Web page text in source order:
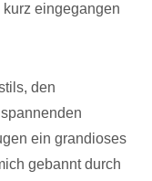
eingegangen
den
ein grandioses
gebannt durch